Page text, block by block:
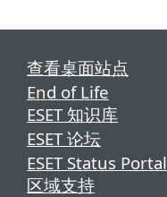
查看桌面站点
End of Life
ESET 知识库
ESET 论坛
ESET Status Portal
区域支持